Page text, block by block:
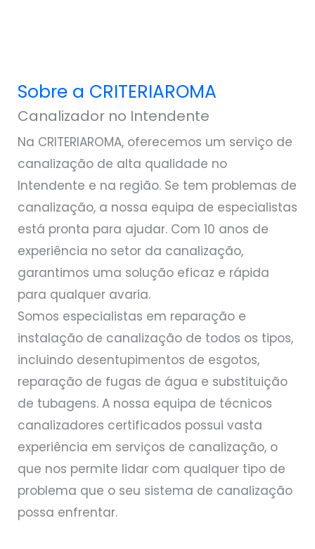
Sobre a CRITERIAROMA
Canalizador no Intendente
Na CRITERIAROMA, oferecemos um serviço de
canalização de alta qualidade no
Intendente e na região. Se tem problemas de
canalização, a nossa equipa de especialistas
está pronta para ajudar. Com 10 anos de
experiência no setor da canalização,
garantimos uma solução eficaz e rápida
para qualquer avaria.
Somos especialistas em reparação e
instalação de canalização de todos os tipos,
incluindo desentupimentos de esgotos,
reparação de fugas de água e substituição
de tubagens. A nossa equipa de técnicos
canalizadores certificados possui vasta
experiência em serviços de canalização, o
que nos permite lidar com qualquer tipo de
problema que o seu sistema de canalização
possa enfrentar.